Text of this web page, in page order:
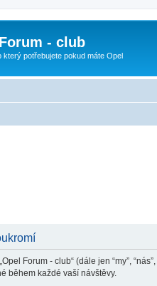
- club
který potřebujete pokud máte Opel
Forum - club“ (dále jen “my”,
během každé vaší návštěvy.